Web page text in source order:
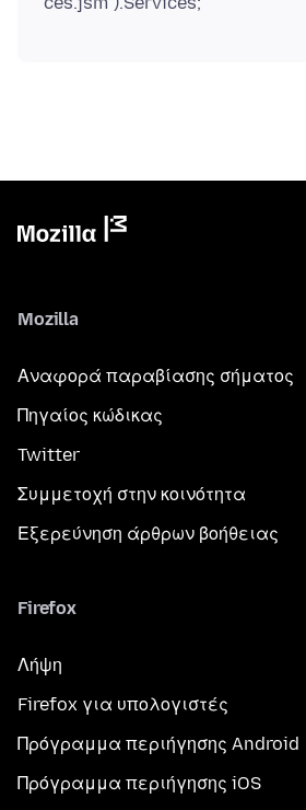
Mozilla
Αναφορά παραβίασης σήματος
Πηγαίος κώδικας
Twitter
Συμμετοχή στην κοινότητα
Εξερεύνηση άρθρων βοήθειας
Firefox
Λήψη
Firefox για υπολογιστές
Πρόγραμμα περιήγησης Android
Πρόγραμμα περιήγησης iOS